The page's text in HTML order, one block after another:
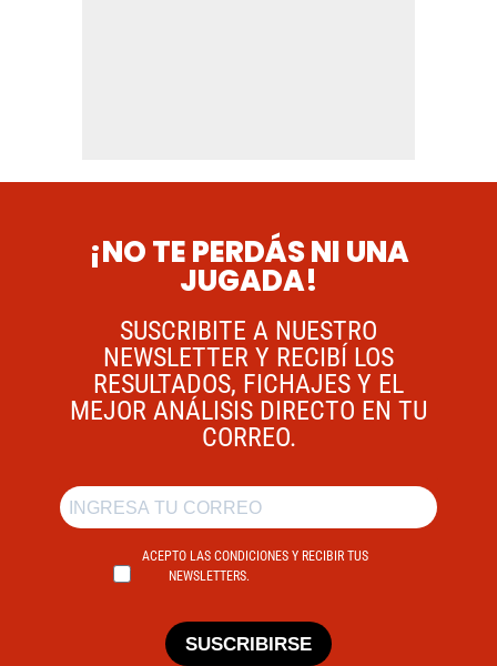
¡NO TE PERDÁS NI UNA
JUGADA!
SUSCRIBITE A NUESTRO
NEWSLETTER Y RECIBÍ LOS
RESULTADOS, FICHAJES Y EL
MEJOR ANÁLISIS DIRECTO EN TU
CORREO.
ACEPTO LAS CONDICIONES Y RECIBIR TUS
NEWSLETTERS.
SUSCRIBIRSE